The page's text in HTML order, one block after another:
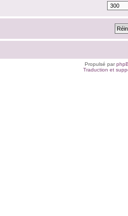
Propulsé par
Traduction et